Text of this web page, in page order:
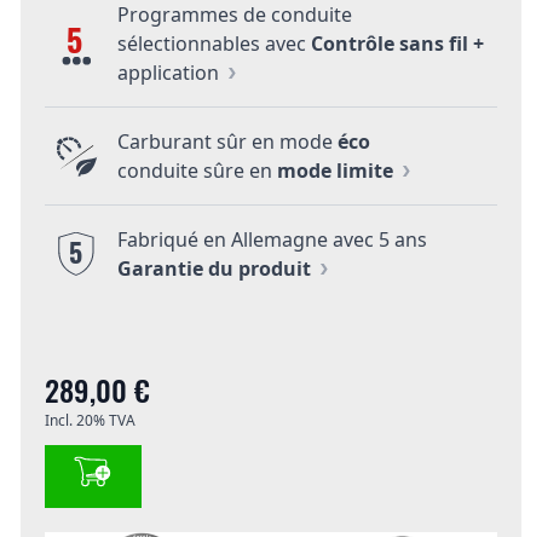
5
Programmes de conduite
sélectionnables avec Contrôle sans fil +
application
Carburant sûr en modeéco
conduite sûre en mode limite
5
Fabriqué en Allemagne avec 5 ans
Garantie du produit
289,00 €
Incl. 20% TVA